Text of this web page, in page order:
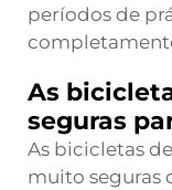
períodos de
As
seguras
As bicicletas
muito seguras